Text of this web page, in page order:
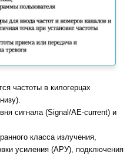
частоты в килогерцах
сигнала (Signal/AE-current) и
класса излучения,
усиления (АРУ), подключения